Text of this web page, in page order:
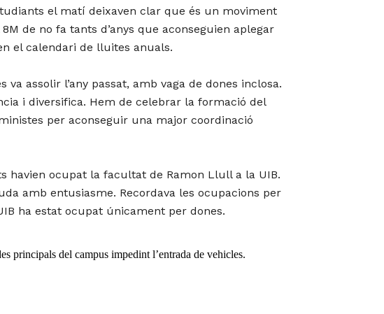
el matí deixaven clar que és un moviment
de no fa tants d’anys que aconseguien aplegar
el calendari de lluites anuals.
assolir l’any passat, amb vaga de dones inclosa.
i diversifica. Hem de celebrar la formació del
per aconseguir una major coordinació
havien ocupat la facultat de Ramon Llull a la UIB.
amb entusiasme. Recordava les ocupacions per
ha estat ocupat únicament per dones.
principals del campus impedint l’entrada de vehicles.